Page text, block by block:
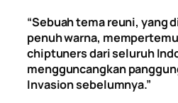
“Sebuah tema reuni, yang
penuh warna,
chiptuners dari seluruh
mengguncangkan
Invasion sebelumnya.”